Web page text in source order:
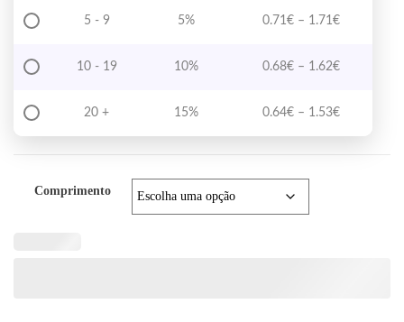
5 - 9 5% 0.71 € – 1.71 €Price
10 - 19 10% 0.68€ – 1.62€Price
20 + 15% 0.64€ – 1.53€Price
Comprimento